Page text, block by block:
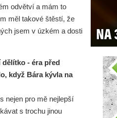
odvětví a mám to
měl takové štěstí, že
jsem v úzkém a dosti
- éra před
když Bára kývla na
nejen pro mě nejlepší
s trochu jinou